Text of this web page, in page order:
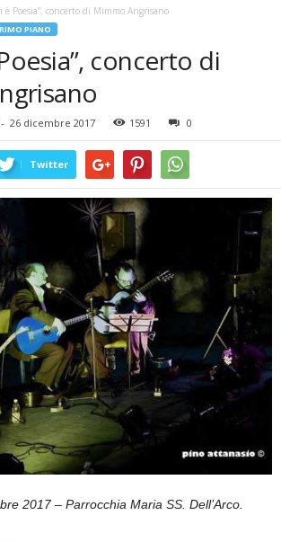
è Poesia”, concerto di Mimmo Angrisano
PIANO
concerto di
- 26 dicembre 2017 1591 0
Twitter
2017– Parrocchia Maria SS. Dell’Arco.